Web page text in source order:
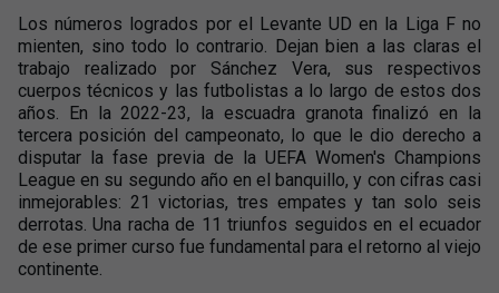
Los números logrados por el Levante UD en la Liga F no
mienten, sino todo lo contrario. Dejan bien a las claras el
trabajo realizado por Sánchez Vera, sus respectivos
cuerpos técnicos y las futbolistas a lo largo de estos dos
años. En la 2022-23, la escuadra granota finalizó en la
tercera posición del campeonato, lo que le dio derecho a
disputar la fase previa de la UEFA Women's Champions
League en su segundo año en el banquillo, y con cifras casi
inmejorables: 21 victorias, tres empates y tan solo seis
derrotas. Una racha de 11 triunfos seguidos en el ecuador
de ese primer curso fue fundamental para el retorno al viejo
continente.